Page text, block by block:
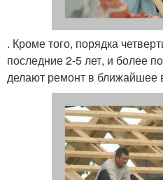
. Кроме того, порядка
последние 2-5 лет, и более
делают ремонт в ближайшее